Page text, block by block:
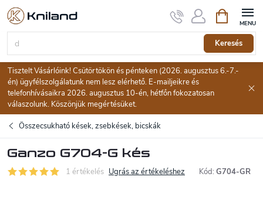
Ugrás
tartalomhoz
Keresés
Tisztelt Vásárlóink! Csütörtökön és pénteken (2026. augusztus 6.-7.-
én) ügyfélszolgálatunk nem lesz elérhető. E-mailjeikre és
telefonhívásaikra 2026. augusztus 10-én, hétfőn fokozatosan
válaszolunk. Köszönjük megértésüket.
Összecsukható kések, zsebkések, bicskák
Ganzo G704-G kés
1 értékelés Ugrás az értékeléshez Kód: G704-GR